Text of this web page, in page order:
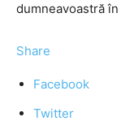
dumneavoastră
Share
Facebook
Twitter